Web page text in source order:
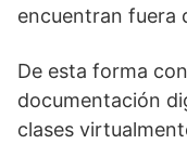
encuentran fuera
De esta forma
documentación
clases